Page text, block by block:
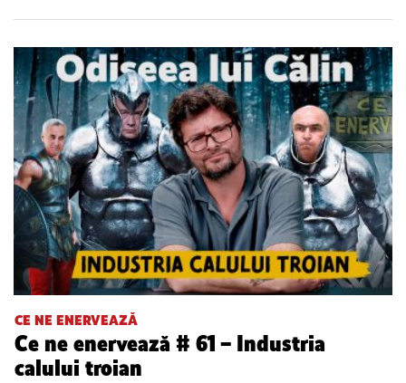
CE NE ENERVEAZĂ
Ce ne enervează # 61 – Industria
calului troian